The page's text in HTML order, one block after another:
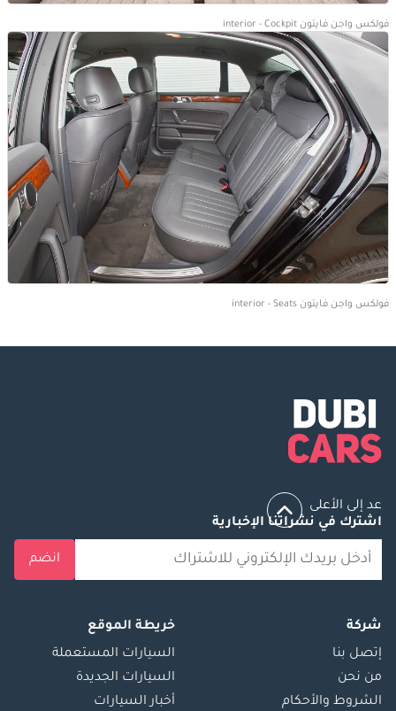
فولكس واجن فايتون interior - Cockpit
فولكس واجن فايتون interior - Seats
عد إلى الأعلى
اشترك في نشراتنا الإخبارية
انضم
شركة
إتصل بنا
من نحن
الشروط والأحكام
خريطة الموقع
السيارات المستعملة
السيارات الجديدة
أخبار السيارات